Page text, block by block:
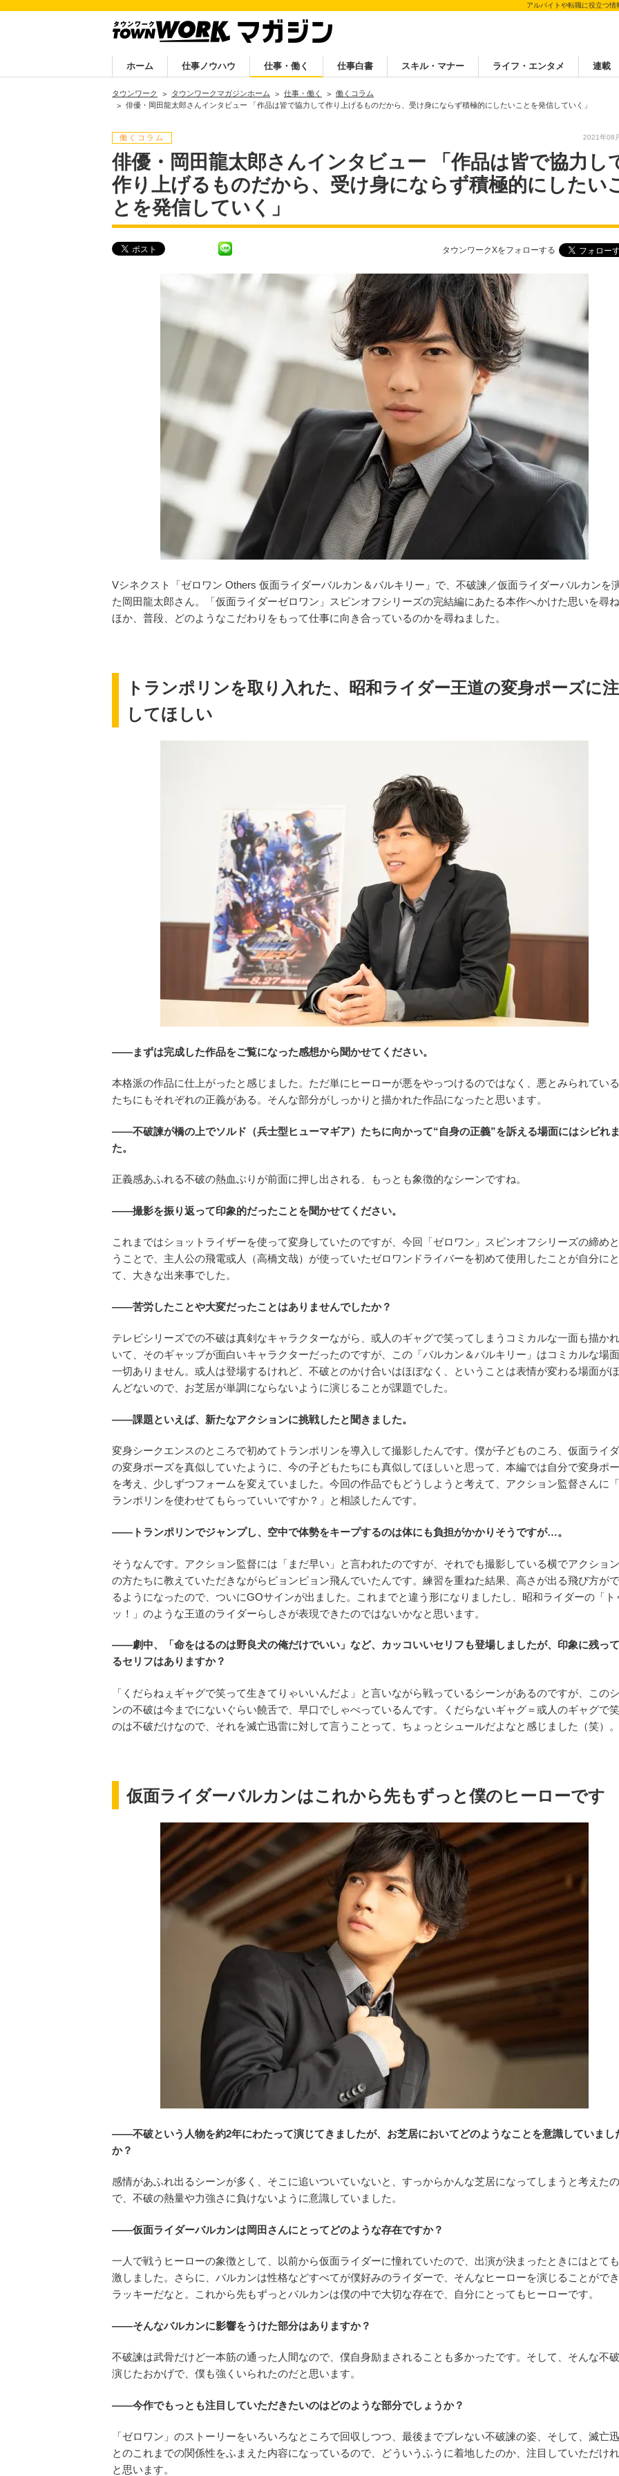
アルバイトや転職に役立つ
ホーム 仕事ノウハウ 仕事・働く 仕事白書 スキル・マナー ライフ・エンタメ 連載
タウンワーク タウンワークマガジンホーム 仕事・働く
働くコラム
俳優・岡田龍太郎さんインタビュー 「作品は皆で協力して作り上げるものだから、受け身にならず積極的にしたいことを発信していく」
働くコラム 2021年08
俳優・岡田龍太郎さんインタビュー 「作品は皆で協力し
作り上げるものだから、受け身にならず積極的にしたい
とを発信していく」
タウンワークXをフォローする
Vシネクスト「ゼロワン Others 仮面ライダーバルカン＆バルキリー」で、不破諫／仮面ライダーバルカンを
た岡田龍太郎さん。「仮面ライダーゼロワン」スピンオフシリーズの完結編にあたる本作へかけた思いを尋
ほか、普段、どのようなこだわりをもって仕事に向き合っているのかを尋ねました。
トランポリンを取り入れた、昭和ライダー王道の変身ポーズに
してほしい
――まずは完成した作品をご覧になった感想から聞かせてください。
本格派の作品に仕上がったと感じました。ただ単にヒーローが悪をやっつけるのではなく、悪とみられてい
たちにもそれぞれの正義がある。そんな部分がしっかりと描かれた作品になったと思います。
――不破諫が橋の上でソルド（兵士型ヒューマギア）たちに向かって“自身の正義”を訴える場面にはシビれ
た。
正義感あふれる不破の熱血ぶりが前面に押し出される、もっとも象徴的なシーンですね。
――撮影を振り返って印象的だったことを聞かせてください。
これまではショットライザーを使って変身していたのですが、今回「ゼロワン」スピンオフシリーズの締め
うことで、主人公の飛電或人（高橋文哉）が使っていたゼロワンドライバーを初めて使用したことが自分に
て、大きな出来事でした。
――苦労したことや大変だったことはありませんでしたか？
テレビシリーズでの不破は真剣なキャラクターながら、或人のギャグで笑ってしまうコミカルな一面も描か
いて、そのギャップが面白いキャラクターだったのですが、この「バルカン＆バルキリー」はコミカルな場
一切ありません。或人は登場するけれど、不破とのかけ合いはほぼなく、ということは表情が変わる場面が
んどないので、お芝居が単調にならないように演じることが課題でした。
――課題といえば、新たなアクションに挑戦したと聞きました。
変身シークエンスのところで初めてトランポリンを導入して撮影したんです。僕が子どものころ、仮面ライ
の変身ポーズを真似していたように、今の子どもたちにも真似してほしいと思って、本編では自分で変身ポ
を考え、少しずつフォームを変えていました。今回の作品でもどうしようと考えて、アクション監督さんに
ランポリンを使わせてもらっていいですか？」と相談したんです。
――トランポリンでジャンプし、空中で体勢をキープするのは体にも負担がかかりそうですが…。
そうなんです。アクション監督には「まだ早い」と言われたのですが、それでも撮影している横でアクショ
の方たちに教えていただきながらピョンピョン飛んでいたんです。練習を重ねた結果、高さが出る飛び方が
るようになったので、ついにGOサインが出ました。これまでと違う形になりましたし、昭和ライダーの「ト
ッ！」のような王道のライダーらしさが表現できたのではないかなと思います。
――劇中、「命をはるのは野良犬の俺だけでいい」など、カッコいいセリフも登場しましたが、印象に残っ
るセリフはありますか？
「くだらねぇギャグで笑って生きてりゃいいんだよ」と言いながら戦っているシーンがあるのですが、この
ンの不破は今までにないぐらい饒舌で、早口でしゃべっているんです。くだらないギャグ＝或人のギャグで
のは不破だけなので、それを滅亡迅雷に対して言うことって、ちょっとシュールだよなと感じました（笑）。
仮面ライダーバルカンはこれから先もずっと僕のヒーローです
――不破という人物を約2年にわたって演じてきましたが、お芝居においてどのようなことを意識していまし
か？
感情があふれ出るシーンが多く、そこに追いついていないと、すっからかんな芝居になってしまうと考えたの
で、不破の熱量や力強さに負けないように意識していました。
――仮面ライダーバルカンは岡田さんにとってどのような存在ですか？
一人で戦うヒーローの象徴として、以前から仮面ライダーに憧れていたので、出演が決まったときにはとて
激しました。さらに、バルカンは性格などすべてが僕好みのライダーで、そんなヒーローを演じることがで
ラッキーだなと。これから先もずっとバルカンは僕の中で大切な存在で、自分にとってもヒーローです。
――そんなバルカンに影響をうけた部分はありますか？
不破諫は武骨だけど一本筋の通った人間なので、僕自身励まされることも多かったです。そして、そんな不
演じたおかげで、僕も強くいられたのだと思います。
――今作でもっとも注目していただきたいのはどのような部分でしょうか？
「ゼロワン」のストーリーをいろいろなところで回収しつつ、最後までブレない不破諫の姿、そして、滅亡
とのこれまでの関係性をふまえた内容になっているので、どういうふうに着地したのか、注目していただけ
と思います。